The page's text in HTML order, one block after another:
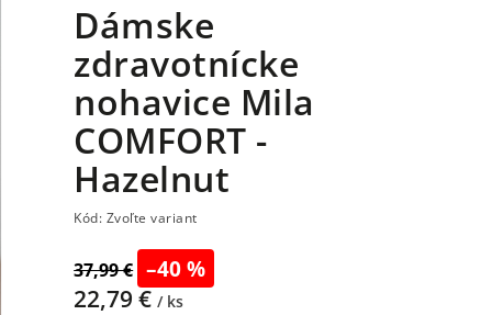
Dámske
zdravotnícke
nohavice Mila
COMFORT -
Hazelnut
Kód: Zvoľte variant
37,99 € –40 %
22,79 €/ ks